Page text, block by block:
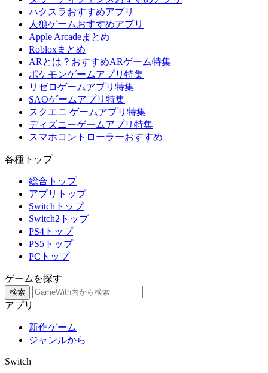
ハクスラおすすめアプリ
人狼ゲームおすすめアプリ
Apple Arcadeまとめ
Robloxまとめ
ARとは？おすすめARゲーム特集
ポケモンゲームアプリ特集
リゼロゲームアプリ特集
SAOゲームアプリ特集
スクエニ ゲームアプリ特集
ディズニーゲームアプリ特集
スマホコントローラーおすすめ
各種トップ
総合トップ
アプリトップ
Switchトップ
Switch2トップ
PS4トップ
PS5トップ
PCトップ
ゲームを探す
検索
アプリ
新作ゲーム
ジャンルから
Switch